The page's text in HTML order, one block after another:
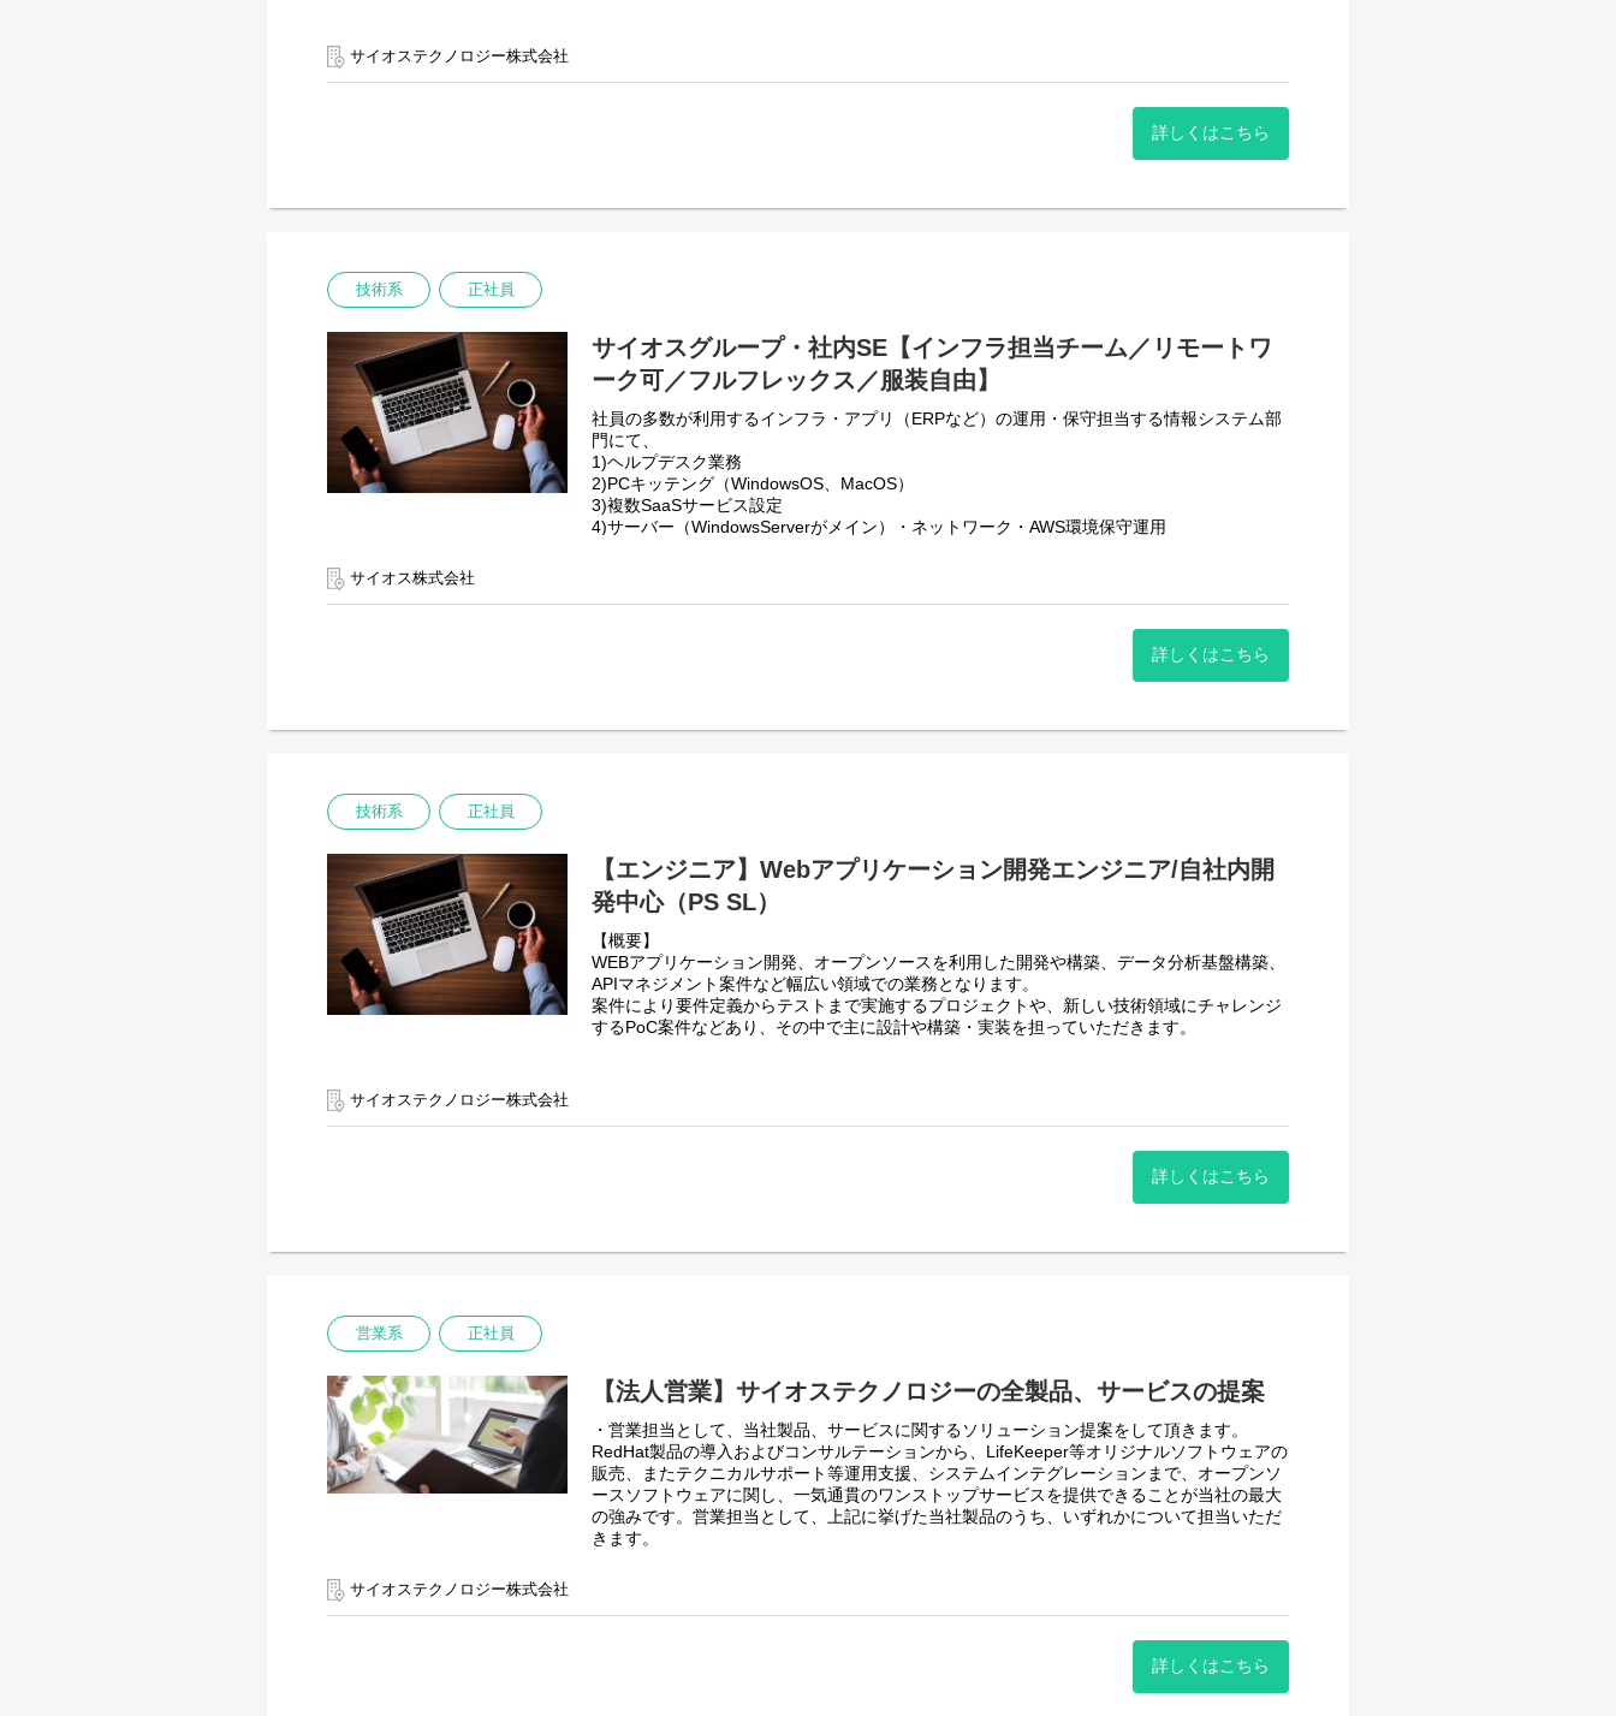
※案件規模は小規模〜中規模(100人月未満)、Java, C#などオブジェクト指向言語を用いた、
※マネジメント業務と設計などのプレイングを兼ねられる⽅、プロジェクトリーダ―からプ
【主な業務】
【プロジェクト例】
・AzureでのマイクロサービスによるWebアプリケーション開発
・オープンソースを利用した構成管理システムの開発構築
・AWSでの機械学習モデル実行基盤の開発構築
・APIエコノミーシステムのコンサルティングおよび開発
・NFT販売サイトのPoC開発
サイオステクノロジー株式会社
詳しくはこちら
技術系 正社員
サイオスグループ・社内SE【インフラ担当チーム／リモートワ
ーク可／フルフレックス／服装自由】
社員の多数が利用するインフラ・アプリ（ERPなど）の運用・保守担当する情報システム部
門にて、
1)ヘルプデスク業務
2)PCキッテング（WindowsOS、MacOS）
3)複数SaaSサービス設定
4)サーバー（WindowsServerがメイン）・ネットワーク・AWS環境保守運用
情報システム部門は16名で構成されておりアプリケーション、インフラ等
今回はインフラチームリーダーとして活躍いただける方を募集しております。
■服装自由：
クリエイティブな風土醸成のため、服装規定もあえて作っていません。カジュアルで自由な
雰囲気を大事にしています。
■働き方
・リモートワーク可（週2~3日）
サイオス株式会社
詳しくはこちら
技術系 正社員
【エンジニア】Webアプリケーション開発エンジニア/自社内開
発中心（PS SL）
【概要】
WEBアプリケーション開発、オープンソースを利用した開発や構築、データ分析基盤構築、
APIマネジメント案件など幅広い領域での業務となります。
案件により要件定義からテストまで実施するプロジェクトや、新しい技術領域にチャレンジ
するPoC案件などあり、その中で主に設計や構築・実装を担っていただきます。
・提案資料作成や見積作成
サイオステクノロジー株式会社
詳しくはこちら
営業系 正社員
【法人営業】サイオステクノロジーの全製品、サービスの提案
・営業担当として、当社製品、サービスに関するソリューション提案をして頂きます。
RedHat製品の導入およびコンサルテーションから、LifeKeeper等オリジナルソフトウェアの
販売、またテクニカルサポート等運用支援、システムインテグレーションまで、オープンソ
ースソフトウェアに関し、一気通貫のワンストップサービスを提供できることが当社の最大
の強みです。営業担当として、上記に挙げた当社製品のうち、いずれかについて担当いただ
きます。
サイオステクノロジー株式会社
詳しくはこちら